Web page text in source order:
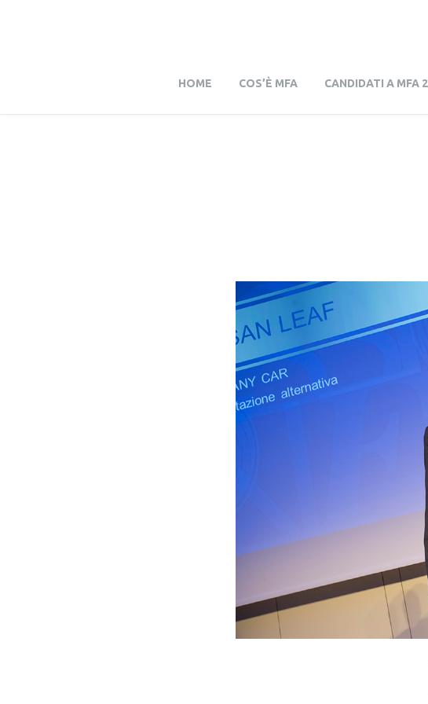
HOME COS’È MFA CANDIDATI A MFA